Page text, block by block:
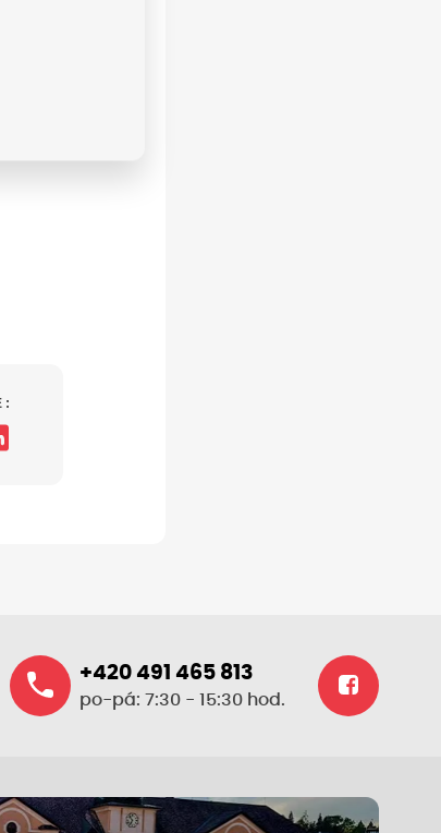
+420 491 465 813
po-pá: 7:30 - 15:30 hod.